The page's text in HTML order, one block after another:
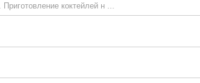
коктейлей н ...